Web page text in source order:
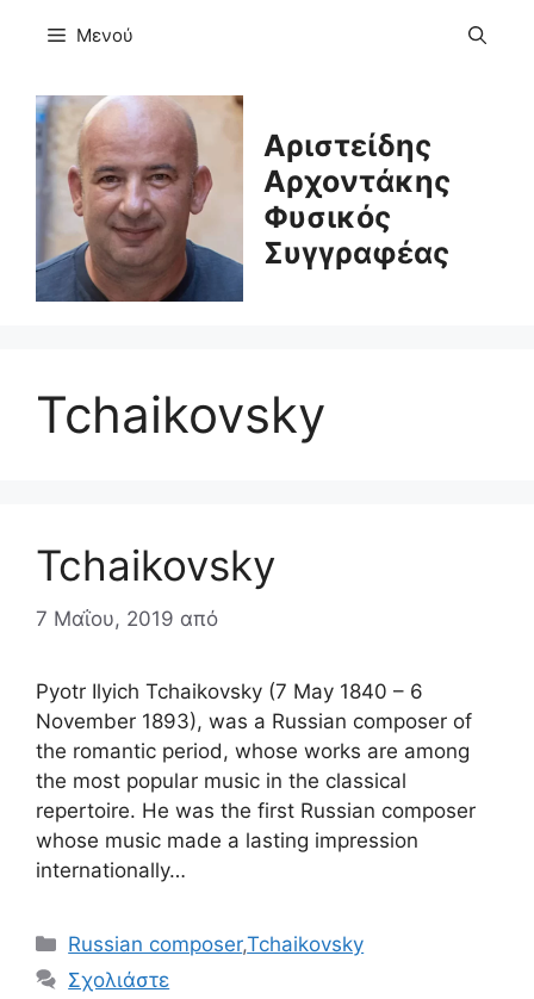
Μενού
Αριστείδης
Αρχοντάκης
Φυσικός
Συγγραφέας
Tchaikovsky
Tchaikovsky
7 Μαΐου, 2019 από
Pyotr Ilyich Tchaikovsky (7 May 1840 – 6
November 1893), was a Russian composer of
the romantic period, whose works are among
the most popular music in the classical
repertoire. He was the first Russian composer
whose music made a lasting impression
internationally…
Κατηγορίες
Russian composer,Tchaikovsky
Σχολιάστε